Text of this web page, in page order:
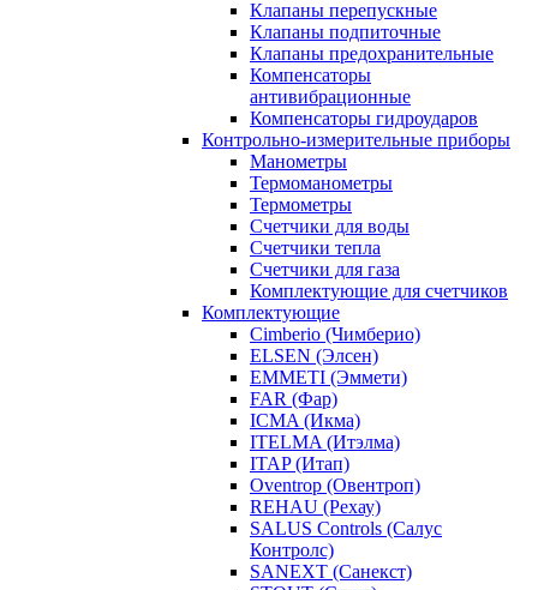
Клапаны перепускные
Клапаны подпиточные
Клапаны предохранительные
Компенсаторы
антивибрационные
Компенсаторы гидроударов
Контрольно-измерительные приборы
Манометры
Термоманометры
Термометры
Счетчики для воды
Счетчики тепла
Счетчики для газа
Комплектующие для счетчиков
Комплектующие
Cimberio (Чимберио)
ELSEN (Элсен)
EMMETI (Эммети)
FAR (Фар)
ICMA (Икма)
ITELMA (Итэлма)
ITAP (Итап)
Oventrop (Овентроп)
REHAU (Рехау)
SALUS Controls (Салус
Контролс)
SANEXT (Санекст)